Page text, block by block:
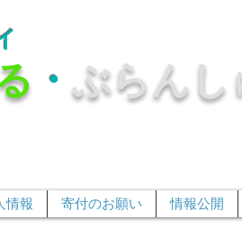
・ ぶらんし
情報 寄付のお願い 情報公開